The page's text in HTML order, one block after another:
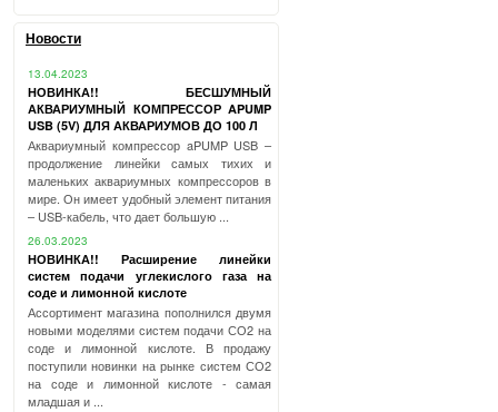
Новости
13.04.2023
НОВИНКА!! БЕСШУМНЫЙ
АКВАРИУМНЫЙ КОМПРЕССОР APUMP
USB (5V) ДЛЯ АКВАРИУМОВ ДО 100 Л
Аквариумный компрессор aPUMP USB –
продолжение линейки самых тихих и
маленьких аквариумных компрессоров в
мире. Он имеет удобный элемент питания
– USB-кабель, что дает большую ...
26.03.2023
НОВИНКА!! Расширение линейки
систем подачи углекислого газа на
соде и лимонной кислоте
Ассортимент магазина пополнился двумя
новыми моделями систем подачи СО2 на
соде и лимонной кислоте. В продажу
поступили новинки на рынке систем СО2
на соде и лимонной кислоте - самая
младшая и ...